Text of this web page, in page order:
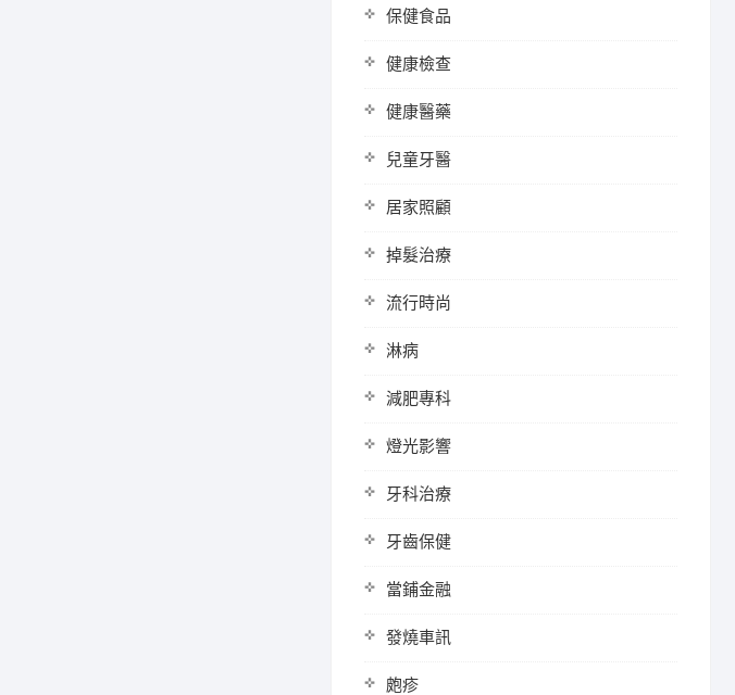
保健食品
健康檢查
健康醫藥
兒童牙醫
居家照顧
掉髮治療
流行時尚
淋病
減肥專科
燈光影響
牙科治療
牙齒保健
當鋪金融
發燒車訊
皰疹